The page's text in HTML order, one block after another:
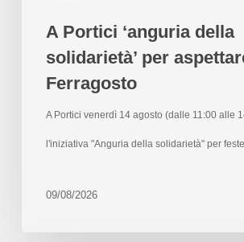
A Portici ‘anguria della
solidarietà’ per
Ferragosto
A Portici venerdì 14 agosto (dalle 11:00 alle
l'iniziativa "Anguria della solidarietà" per
09/08/2026